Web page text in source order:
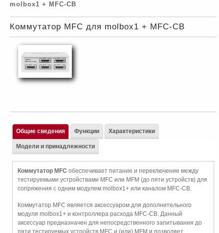
molbox1 + MFC-CB
Коммутатор MFC для molbox1 + MFC-CB
Общие сведения
Коммутатор MFC обеспечивает питание и переключение между
тестируемыми устройствами MFC или MFM (до пяти устройств) для
сопряжения с одним модулем molbox1+ или каналом MFC-CB.
Коммутатор MFC является аксессуаром для дополнительного
модуля molbox1+ и контроллера расхода MFC-CB. Данный
аксессуар предназначен для непосредственного запитывания до
пяти тестируемых устройств MFC и (или) MFM и позволяет
Функции Характеристики
Модели и принадлежности